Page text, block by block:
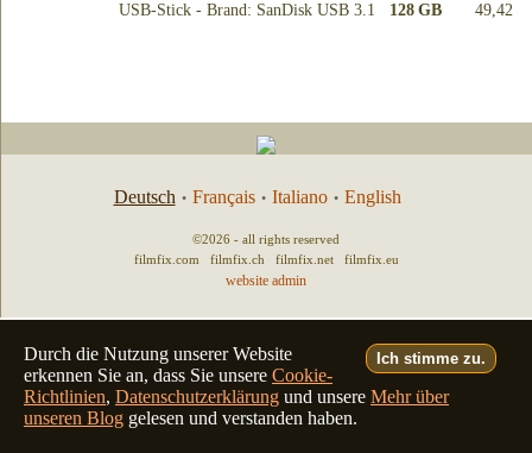
Ich stimme zu.
Durch die Nutzung unserer Website
erkennen Sie an, dass Sie unsere Cookie-
Richtlinien, Datenschutzerklärung und unsere Mehr über
unseren Blog gelesen und verstanden haben.
USB-Stick - Brand: SanDisk USB 3.1 128 GB 49,42
Deutsch • Français • Italiano • English
©2026 - all rights reserved
filmfix.com
filmfix.ch filmfix.net filmfix.eu
website admin